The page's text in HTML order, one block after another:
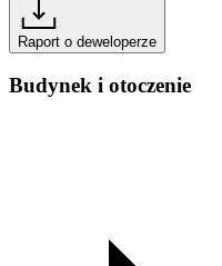
Raport o deweloperze
Budynek i otoczenie